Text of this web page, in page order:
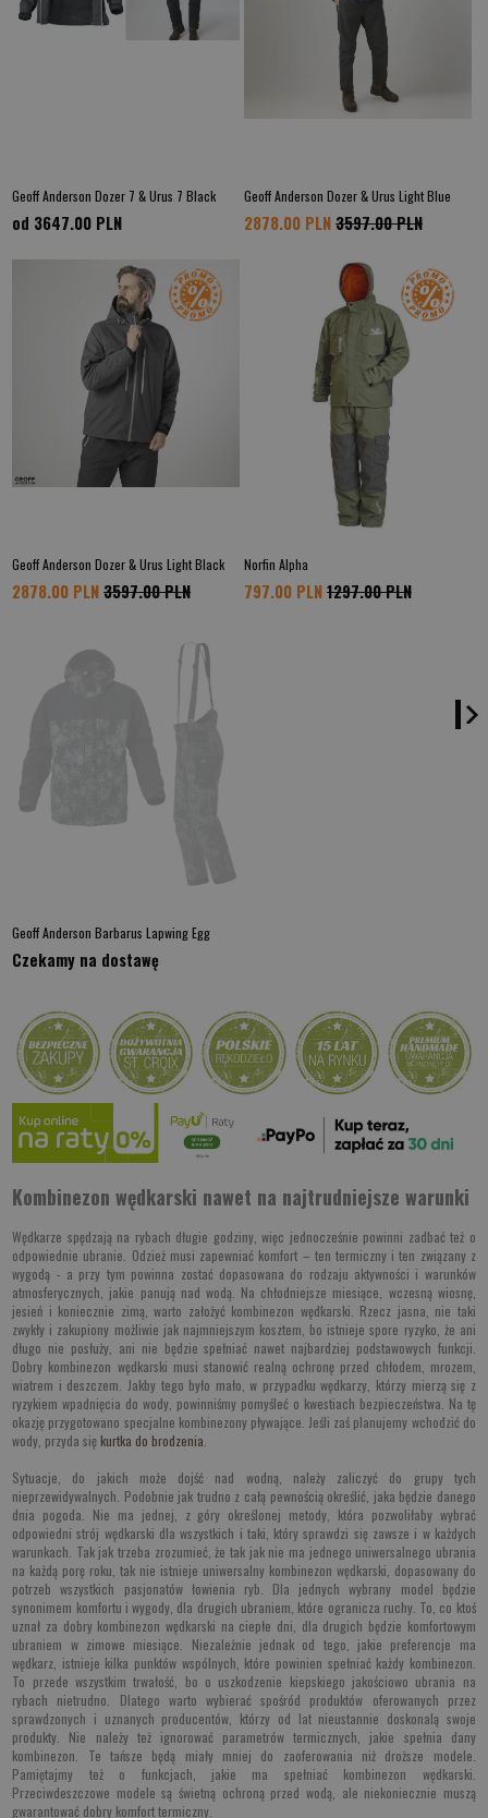
Geoff Anderson Dozer 7 & Urus 7 Black
od 3647.00 PLN
Geoff Anderson Dozer & Urus Light Blue
2878.00 PLN3597.00 PLN
Geoff Anderson Dozer & Urus Light Black
2878.00 PLN 3597.00 PLN
Norfin Alpha
797.00 PLN1297.00 PLN
Geoff Anderson Barbarus Lapwing Egg
Czekamy na dostawę
Kombinezon wędkarski nawet na najtrudniejsze warunki
Wędkarze spędzają na rybach długie godziny, więc jednocześnie powinni zadbać też o
odpowiednie ubranie. Odzież musi zapewniać komfort – ten termiczny i ten związany z
wygodą - a przy tym powinna zostać dopasowana do rodzaju aktywności i warunków
atmosferycznych, jakie panują nad wodą. Na chłodniejsze miesiące, wczesną wiosnę,
jesień i koniecznie zimą, warto założyć kombinezon wędkarski. Rzecz jasna, nie taki
zwykły i zakupiony możliwie jak najmniejszym kosztem, bo istnieje spore ryzyko, że ani
długo nie posłuży, ani nie będzie spełniać nawet najbardziej podstawowych funkcji.
Dobry kombinezon wędkarski musi stanowić realną ochronę przed chłodem, mrozem,
wiatrem i deszczem. Jakby tego było mało, w przypadku wędkarzy, którzy mierzą się z
ryzykiem wpadnięcia do wody, powinniśmy pomyśleć o kwestiach bezpieczeństwa. Na tę
okazję przygotowano specjalne kombinezony pływające. Jeśli zaś planujemy wchodzić do
wody, przyda się kurtka do brodzenia
Sytuacje, do jakich może dojść nad wodną, należy zaliczyć do grupy tych
nieprzewidywalnych. Podobnie jak trudno z całą pewnością określić, jaka będzie danego
dnia pogoda. Nie ma jednej, z góry określonej metody, która pozwoliłaby wybrać
odpowiedni strój wędkarski dla wszystkich i taki, który sprawdzi się zawsze i w każdych
warunkach. Tak jak trzeba zrozumieć, że tak jak nie ma jednego uniwersalnego ubrania
na każdą porę roku, tak nie istnieje uniwersalny kombinezon wędkarski, dopasowany do
potrzeb wszystkich pasjonatów łowienia ryb. Dla jednych wybrany model będzie
synonimem komfortu i wygody, dla drugich ubraniem, które ogranicza ruchy. To, co ktoś
uznał za dobry kombinezon wędkarski na ciepłe dni, dla drugich będzie komfortowym
ubraniem w zimowe miesiące. Niezależnie jednak od tego, jakie preferencje ma
wędkarz, istnieje kilka punktów wspólnych, które powinien spełniać każdy kombinezon.
To przede wszystkim trwałość, bo o uszkodzenie kiepskiego jakościowo ubrania na
rybach nietrudno. Dlatego warto wybierać spośród produktów oferowanych przez
sprawdzonych i uznanych producentów, którzy od lat nieustannie doskonalą swoje
produkty. Nie należy też ignorować parametrów termicznych, jakie spełnia dany
kombinezon. Te tańsze będą miały mniej do zaoferowania niż droższe modele.
Pamiętajmy też o funkcjach, jakie ma spełniać kombinezon wędkarski.
Przeciwdeszczowe modele są świetną ochroną przed wodą, ale niekoniecznie muszą
gwarantować dobry komfort termiczny.